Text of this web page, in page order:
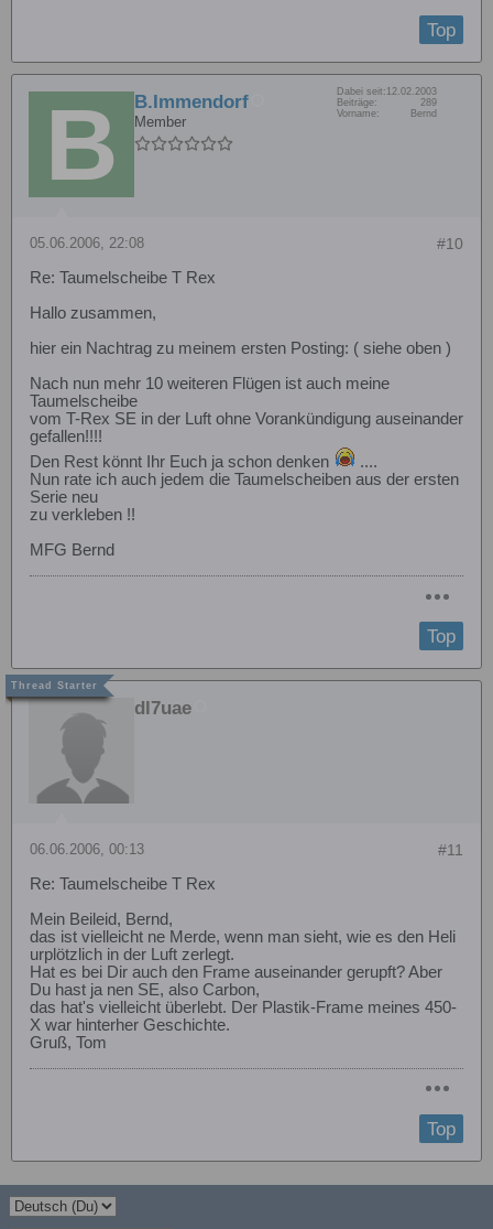
Top
B.Immendorf
Member
Dabei seit: 12.02.2003
Beiträge:
289
Vorname:
Bernd
#10
05.06.2006, 22:08
Re: Taumelscheibe T Rex
Hallo zusammen,
hier ein Nachtrag zu meinem ersten Posting: ( siehe oben )
Nach nun mehr 10 weiteren Flügen ist auch meine
Taumelscheibe
vom T-Rex SE in der Luft ohne Vorankündigung auseinander
gefallen!!!!
Den Rest könnt Ihr Euch ja schon denken
....
Nun rate ich auch jedem die Taumelscheiben aus der ersten
Serie neu
zu verkleben !!
MFG Bernd
Top
dl7uae
#11
06.06.2006, 00:13
Re: Taumelscheibe T Rex
Mein Beileid, Bernd,
das ist vielleicht ne Merde, wenn man sieht, wie es den Heli
urplötzlich in der Luft zerlegt.
Hat es bei Dir auch den Frame auseinander gerupft? Aber
Du hast ja nen SE, also Carbon,
das hat's vielleicht überlebt. Der Plastik-Frame meines 450-
X war hinterher Geschichte.
Gruß, Tom
Top